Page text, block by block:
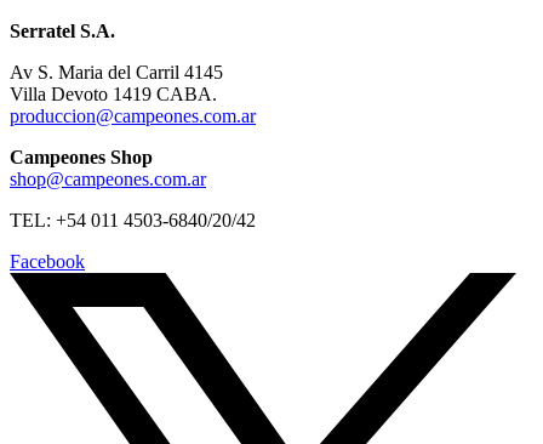
Serratel S.A.
Av S. Maria del Carril 4145
Villa Devoto 1419 CABA.
produccion@campeones.com.ar
Campeones Shop
shop@campeones.com.ar
TEL: +54 011 4503-6840/20/42
Facebook